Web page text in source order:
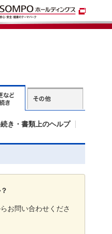
き・書類上のヘルプ
お問い合わせくださ